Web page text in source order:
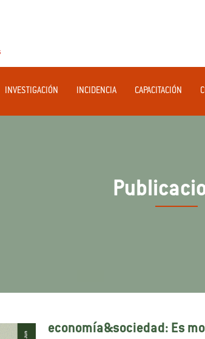
INVESTIGACIÓN INCIDENCIA CAPACITACIÓN
economía&sociedad: Es